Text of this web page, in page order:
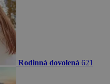
Rodinná dovolená 621